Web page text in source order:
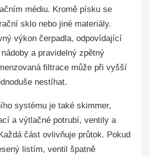
médiu. Kromě písku se
sklo nebo jiné materiály.
výkon čerpadla, odpovídající
a pravidelný zpětný
filtrace může při vyšší
nestíhat.
systému je také skimmer,
a výtlačné potrubí, ventily a
část ovlivňuje průtok. Pokud
listím, ventil špatně